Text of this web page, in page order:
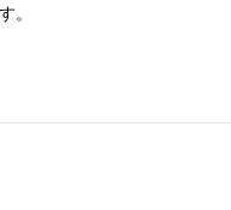
。